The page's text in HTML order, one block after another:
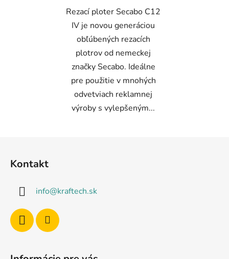
Rezací ploter Secabo C12
IV je novou generáciou
obľúbených rezacích
plotrov od nemeckej
značky Secabo. Ideálne
pre použitie v mnohých
odvetviach reklamnej
výroby s vylepšeným...
Kontakt
info@kraftech.sk